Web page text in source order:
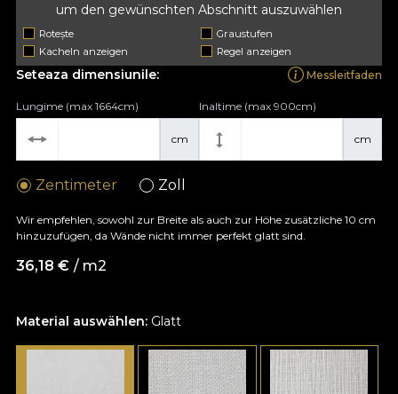
um den gewünschten Abschnitt auszuwählen
Rotește
Graustufen
Kacheln anzeigen
Regel anzeigen
Material auswählen: Glatt
Seteaza dimensiunile: Messleitfaden
cm
Lungime (max 1664cm)
cm
Inaltime (max 900cm)
Zentimeter Zoll
Wir empfehlen, sowohl zur Breite als auch zur Höhe zusätzliche 10 cm
hinzuzufügen, da Wände nicht immer perfekt glatt sind.
36,18 € / m2